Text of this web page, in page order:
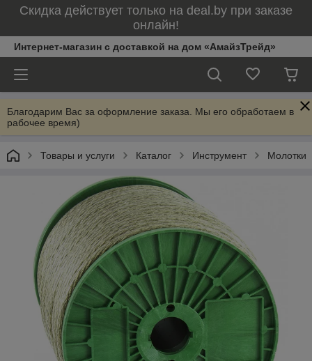
Скидка действует только на deal.by при заказе
онлайн!
Интернет-магазин с доставкой на дом «АмайзТрейд»
Благодарим Вас за оформление заказа. Мы его обработаем в
рабочее время)
Товары и услуги Каталог Инструмент Молотки